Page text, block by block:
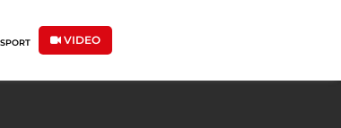
SPORT VIDEO